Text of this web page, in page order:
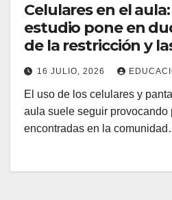
Celulares en el
estudio pone en
de la restricción y
que no se cumplen
16 JULIO, 2026
El uso de los celulares y
aula suele seguir provocando
encontradas en la